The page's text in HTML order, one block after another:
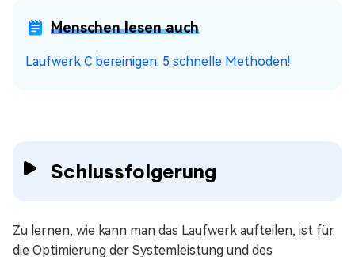
Menschen lesen auch
Laufwerk C bereinigen: 5 schnelle Methoden!
Schlussfolgerung
Zu lernen, wie kann man das Laufwerk aufteilen, ist für
die Optimierung der Systemleistung und des